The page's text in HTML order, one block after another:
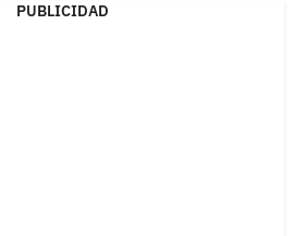
PUBLICIDAD